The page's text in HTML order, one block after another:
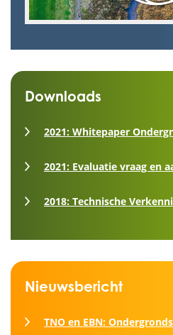
Downloads
2021: Whitepaper
2021: Evaluatie vraag en
2018: Technische
Nieuwsbericht
TNO en EBN: